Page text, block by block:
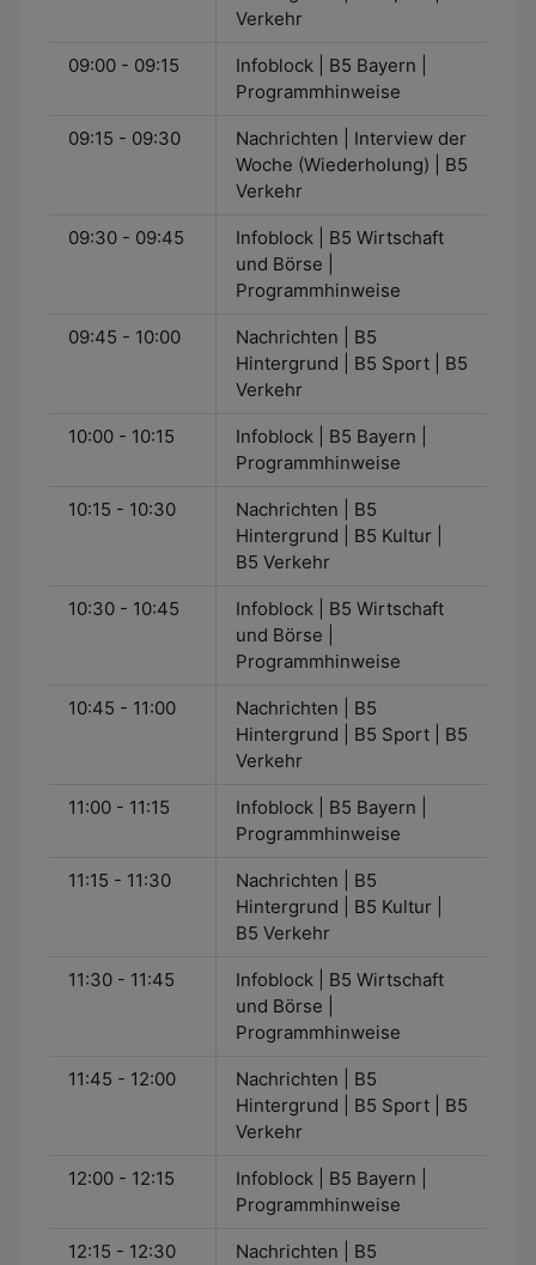
Verkehr
09:00 - 09:15
Infoblock | B5 Bayern |
Programmhinweise
09:15 - 09:30
Nachrichten | Interview der
Woche (Wiederholung) | B5
Verkehr
09:30 - 09:45
Infoblock | B5 Wirtschaft
und Börse |
Programmhinweise
09:45 - 10:00
Nachrichten | B5
Hintergrund | B5 Sport | B5
Verkehr
10:00 - 10:15
Infoblock | B5 Bayern |
Programmhinweise
10:15 - 10:30
Nachrichten | B5
Hintergrund | B5 Kultur |
B5 Verkehr
10:30 - 10:45
Infoblock | B5 Wirtschaft
und Börse |
Programmhinweise
10:45 - 11:00
Nachrichten | B5
Hintergrund | B5 Sport | B5
Verkehr
11:00 - 11:15
Infoblock | B5 Bayern |
Programmhinweise
11:15 - 11:30
Nachrichten | B5
Hintergrund | B5 Kultur |
B5 Verkehr
11:30 - 11:45
Infoblock | B5 Wirtschaft
und Börse |
Programmhinweise
11:45 - 12:00
Nachrichten | B5
Hintergrund | B5 Sport | B5
Verkehr
12:00 - 12:15
Infoblock | B5 Bayern |
Programmhinweise
12:15 - 12:30
Nachrichten | B5